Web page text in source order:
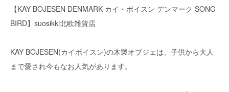
【KAY BOJESEN DENMARK カイ・ボイスン デンマーク SONG
BIRD】suosikki北欧雑貨店
KAY BOJESEN(カイボイスン)の木製オブジェは、子供から大人
まで愛され今もなお人気があります。